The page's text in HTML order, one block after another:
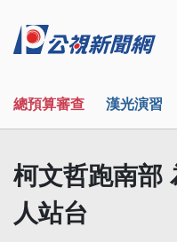
總預算審查 漢光演習
柯文哲跑南部
人站台